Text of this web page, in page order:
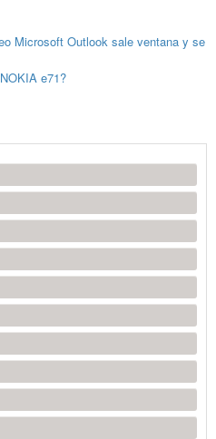
Microsoft Outlook sale ventana y se
e71?